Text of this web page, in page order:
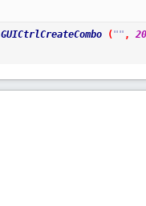
GUICtrlCreateCombo ("" ,